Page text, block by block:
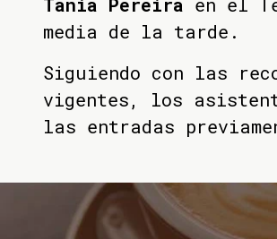
media de la tarde.
Siguiendo con las
vigentes, los
las entradas